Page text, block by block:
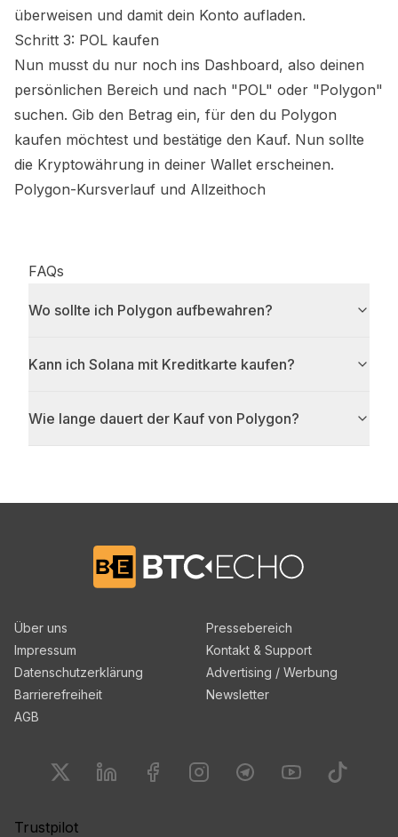
überweisen und damit dein Konto aufladen.
Schritt 3: POL kaufen
Nun musst du nur noch ins Dashboard, also deinen
persönlichen Bereich und nach "POL" oder "Polygon"
suchen. Gib den Betrag ein, für den du Polygon
kaufen möchtest und bestätige den Kauf. Nun sollte
die Kryptowährung in deiner Wallet erscheinen.
Polygon-Kursverlauf und Allzeithoch
FAQs
Wo sollte ich Polygon aufbewahren?
Kann ich Solana mit Kreditkarte kaufen?
Wie lange dauert der Kauf von Polygon?
Zur BTC-ECHO Startseite
Über uns
Impressum
Datenschutzerklärung
Barrierefreiheit
AGB
Pressebereich
Kontakt & Support
Advertising / Werbung
Newsletter
Finde uns auf Twitter
Finde uns auf Linkedin
Finde uns auf Facebook
Finde uns auf Instagram
Finde uns auf Telegram
Finde uns auf
Finde uns
Trustpilot